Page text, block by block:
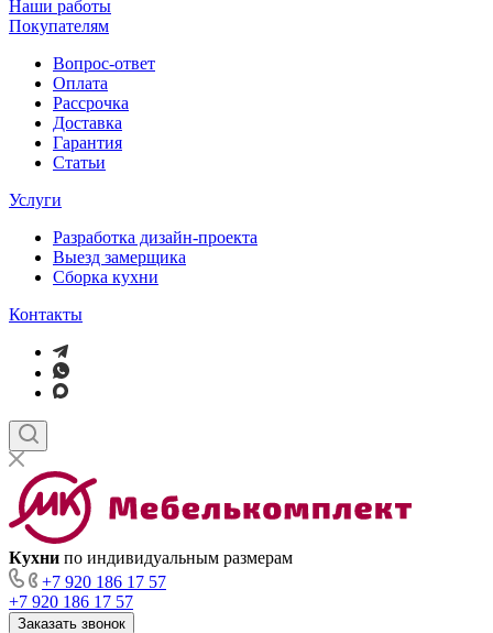
Наши работы
Покупателям
Вопрос-ответ
Оплата
Рассрочка
Доставка
Гарантия
Статьи
Услуги
Разработка дизайн-проекта
Выезд замерщика
Сборка кухни
Контакты
Кухни по индивидуальным размерам
+7 920 186 17 57
+7 920 186 17 57
Заказать звонок